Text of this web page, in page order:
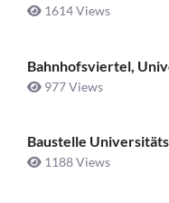
1614 Views
Bahnhofsviertel,
977 Views
Baustelle
1188 Views